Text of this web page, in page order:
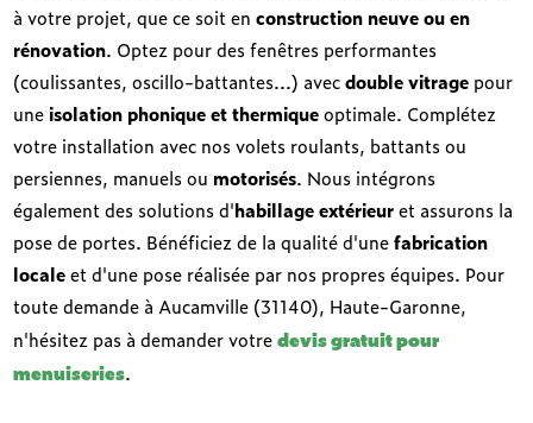
à votre projet, que ce soit enconstruction neuve ou en
rénovation. Optez pour des fenêtres performantes
(coulissantes, oscillo-battantes...) avecdouble vitrage pour
une isolation phonique et thermiqueoptimale. Complétez
votre installation avec nos volets roulants, battants ou
persiennes, manuels ou motorisés. Nous intégrons
également des solutions d'habillage extérieuret assurons la
pose de portes. Bénéficiez de la qualité d'unefabrication
localeet d'une pose réalisée par nos propres équipes. Pour
toute demande à Aucamville (31140), Haute-Garonne,
n'hésitez pas à demander votredevis gratuit pour
menuiseries.